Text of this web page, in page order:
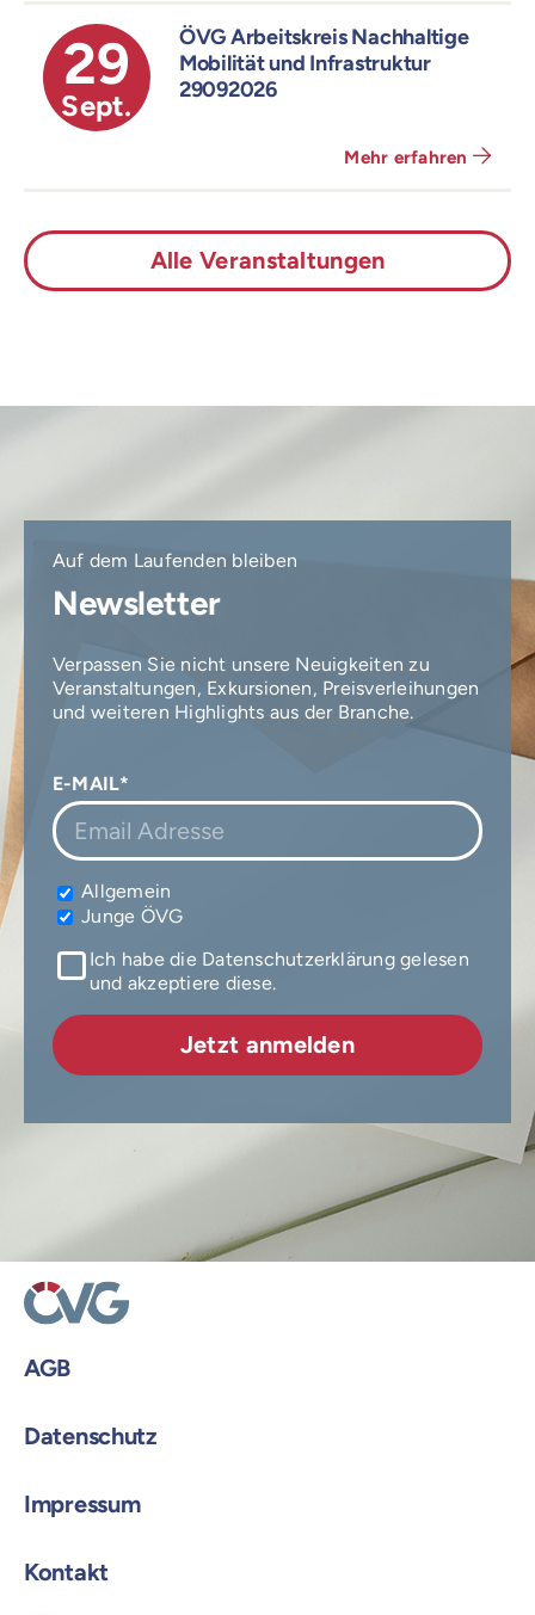
29
Sept.
ÖVG Arbeitskreis Nachhaltige
Mobilität und Infrastruktur
29092026
Mehr erfahren
Alle Veranstaltungen
Auf dem Laufenden bleiben
Newsletter
Verpassen Sie nicht unsere Neuigkeiten zu
Veranstaltungen, Exkursionen, Preisverleihungen
und weiteren Highlights aus der Branche.
E-MAIL*
Allgemein
Junge ÖVG
Ich habe die Datenschutzerklärung gelesen
und akzeptiere diese.
AGB
Datenschutz
Impressum
Kontakt